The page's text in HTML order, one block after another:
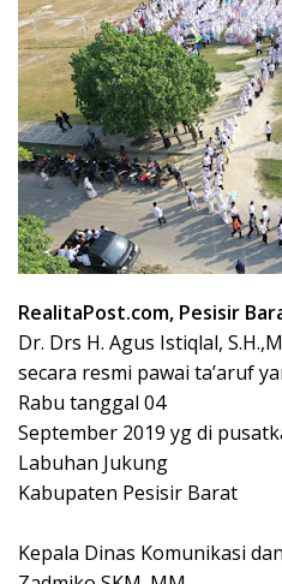
RealitaPost.com, Pesisir
Dr. Drs H. Agus Istiqlal,
secara resmi pawai ta’aruf
Rabu tanggal 04
September 2019 yg di
Labuhan Jukung
Kabupaten Pesisir Barat
Kepala Dinas Komunikasi